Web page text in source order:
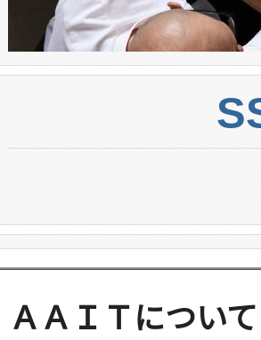
ＡＡＩＴについて